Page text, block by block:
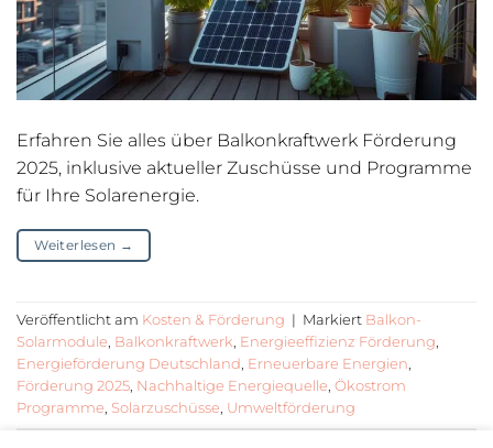
Erfahren Sie alles über Balkonkraftwerk Förderung
2025, inklusive aktueller Zuschüsse und Programme
für Ihre Solarenergie.
Weiterlesen →
Veröffentlicht am Kosten & Förderung | Markiert Balkon-
Solarmodule Balkonkraftwerk Energieeffizienz Förderung
Energieförderung Deutschland Erneuerbare Energien
Förderung 2025 Nachhaltige Energiequelle Ökostrom
Programme Solarzuschüsse Umweltförderung